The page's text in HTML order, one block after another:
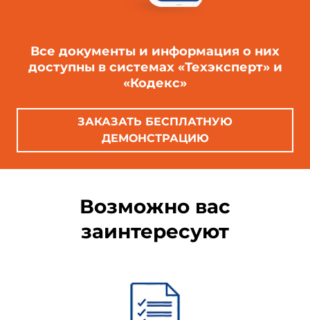
Все документы и информация о них
доступны в системах «Техэксперт» и
«Кодекс»
ЗАКАЗАТЬ БЕСПЛАТНУЮ
ДЕМОНСТРАЦИЮ
Возможно вас
заинтересуют